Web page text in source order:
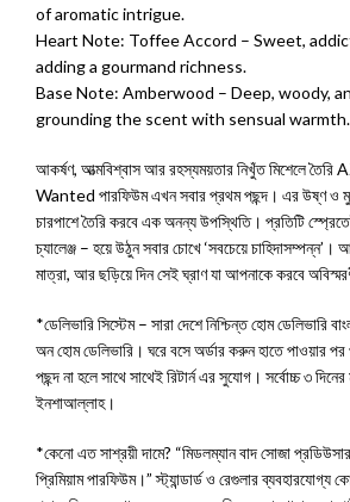
of aromatic intrigue.
Heart Note: Toffee Accord – Sweet,
adding a gourmand richness.
Base Note: Amberwood – Deep, woody,
grounding the scent with sensual warmth.
আকর্ষণ, আত্মবিশ্বাস আর রহস্যময়তার নিখুঁত মিশেলে
Wanted পারফিউম এখন সবার প্রথম পছন্দ। এর উষ্ণ ও
চারপাশে তৈরি করবে এক অনন্য উপস্থিতি। প্রতিটি
চ্যালেঞ্জ – হয়ে উঠুন সবার চোখে ‘সবচেয়ে
মাত্রা, আর ছড়িয়ে দিন সেই ঘ্রাণ যা আপনাকে করবে
*ডেলিভারি সিস্টেম – সারা দেশে নিশ্চিন্ত হোম ডেলিভারি
অন হোম ডেলিভারি। ঘরে বসে অর্ডার করুন হাতে পাওয়ার পর
পছন্দ না হলে সাথে সাথেই রিটার্ন এর সুযোগ। সর্বোচ্চ ৩ দিনের
ইনশাআল্লাহ।
*কেনো এত সাশ্রয়ী দামে? “মিডলম্যান বাদ সোজা
প্রিমিয়াম পারফিউম।” স্ট্যান্ডার্ড ও রেগুলার ব্যবহারযোগ্য